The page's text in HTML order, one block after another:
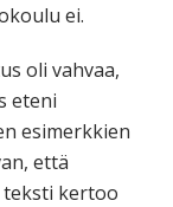
ei.
oli vahvaa,
eteni
esimerkkien
että
teksti kertoo